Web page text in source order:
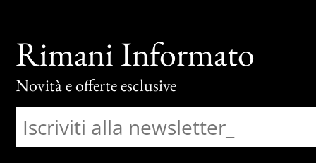
Rimani Informato
Novità e offerte esclusive